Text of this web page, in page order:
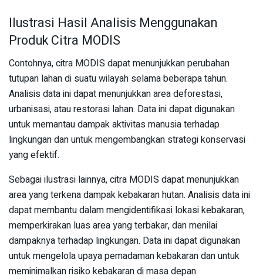
Ilustrasi Hasil Analisis Menggunakan
Produk Citra MODIS
Contohnya, citra MODIS dapat menunjukkan perubahan
tutupan lahan di suatu wilayah selama beberapa tahun.
Analisis data ini dapat menunjukkan area deforestasi,
urbanisasi, atau restorasi lahan. Data ini dapat digunakan
untuk memantau dampak aktivitas manusia terhadap
lingkungan dan untuk mengembangkan strategi konservasi
yang efektif.
Sebagai ilustrasi lainnya, citra MODIS dapat menunjukkan
area yang terkena dampak kebakaran hutan. Analisis data ini
dapat membantu dalam mengidentifikasi lokasi kebakaran,
memperkirakan luas area yang terbakar, dan menilai
dampaknya terhadap lingkungan. Data ini dapat digunakan
untuk mengelola upaya pemadaman kebakaran dan untuk
meminimalkan risiko kebakaran di masa depan.